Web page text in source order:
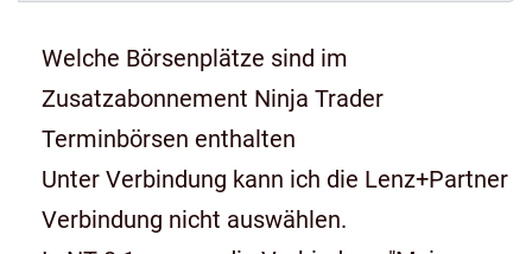
Welche Börsenplätze sind im
Zusatzabonnement Ninja Trader
Terminbörsen enthalten
Unter Verbindung kann ich die Lenz+Partner
Verbindung nicht auswählen.